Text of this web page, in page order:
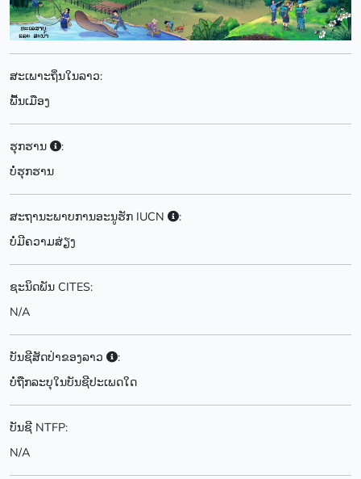
ສະເພາະຖິ່ນໃນລາວ:
ພື້ນເມືອງ
ຮຸກຮານ
:
ບໍ່ຮຸກຮານ
ສະຖານະພາບການອະນູຮັກ IUCN
:
ບໍ່ມີຄວາມສ່ຽງ
ຊະນິດພັນ CITES:
N/A
ບັນຊີສັດປ່າຂອງລາວ
:
ບໍ່ຖືກລະບຸໃນບັນຊີປະເພດໃດ
ບັນຊີ NTFP:
N/A